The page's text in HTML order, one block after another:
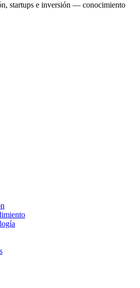
startups e inversión — conocimiento